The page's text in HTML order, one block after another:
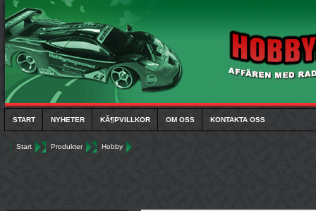
START NYHETER KÃ¶PVILLKOR OM OSS KONTAKTA OSS
Start Produkter Hobby